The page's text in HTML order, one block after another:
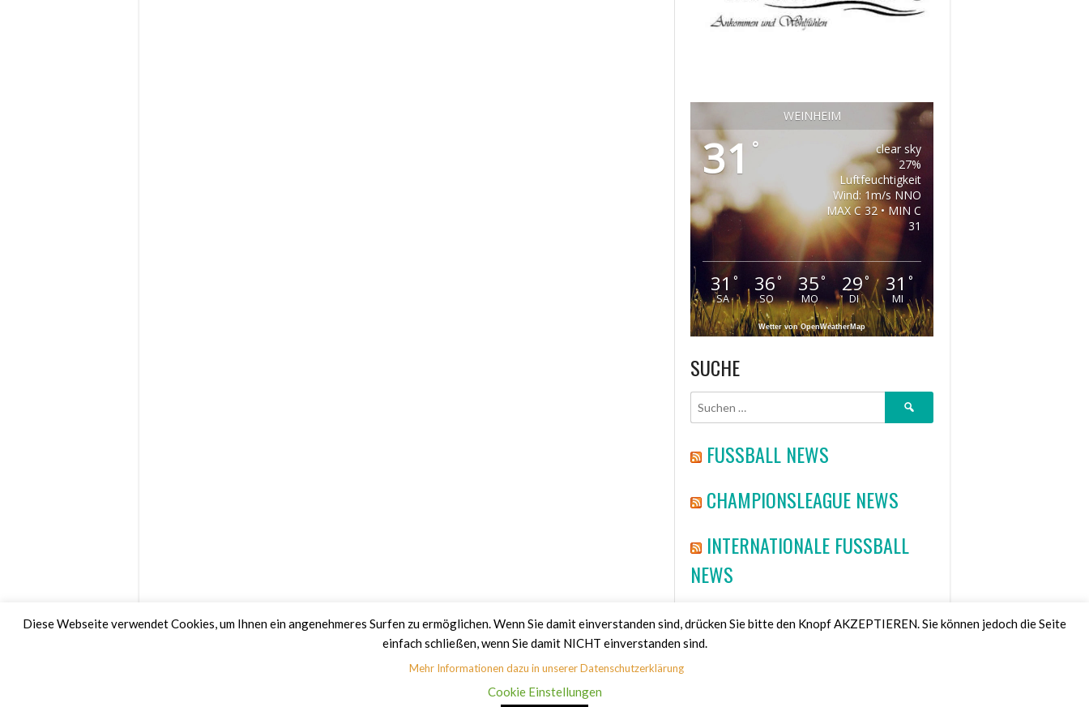
WEINHEIM
31 °
clear sky
27%
Luftfeuchtigkeit
Wind: 1m/s NNO
MAX C 32 • MIN C
31
31°
SA
36°
SO
35°
MO
29°
DI
31 °
MI
Wetter von OpenWeatherMap
SUCHE
Suchen
FUSSBALL NEWS
CHAMPIONSLEAGUE NEWS
INTERNATIONALE FUSSBALL
NEWS
HANDBALL NEWS
Diese Webseite verwendet Cookies, um Ihnen ein angenehmeres Surfen zu ermöglichen. Wenn Sie damit einverstanden sind, drücken Sie bitte den Knopf AKZEPTIEREN. Sie können jedoch die Seite
einfach schließen, wenn Sie damit NICHT einverstanden sind.
Mehr Informationen dazu in unserer Datenschutzerklärung
Cookie Einstellungen